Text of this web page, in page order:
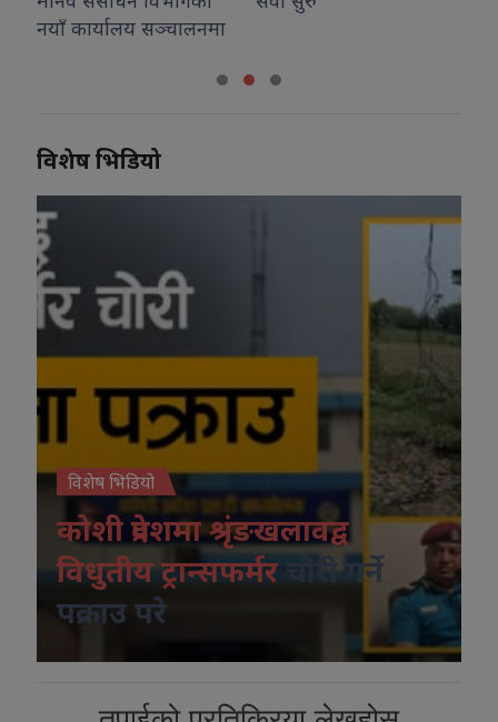
कार्यालय सञ्चालनमा
विशेष भिडियो
विशेष भिडियो
कोशी प्रदेशमा श्रृंङखलावद्व
विधुतीय ट्रान्सफर्मर
चोरी गर्ने
पक्राउ परे